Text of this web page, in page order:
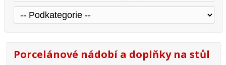
Porcelánové nádobí a doplňky na stůl